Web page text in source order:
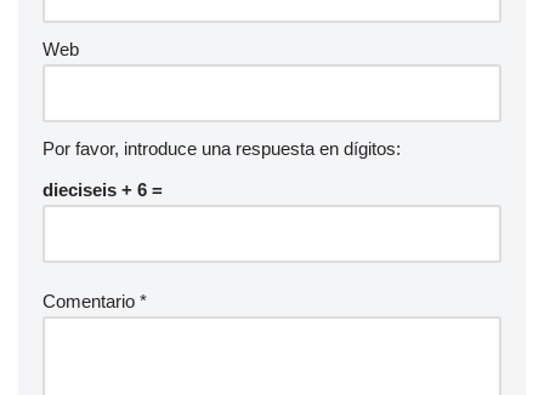
Web
Por favor, introduce una respuesta en dígitos:
dieciseis + 6 =
Comentario *